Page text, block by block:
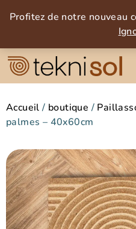
Profitez de notre nouveau
Accueil / boutique /
palmes – 40x60cm